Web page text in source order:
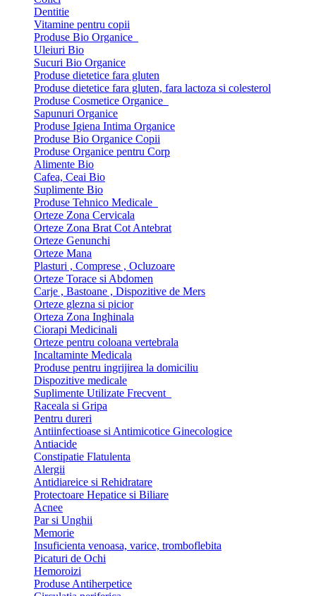
Dentitie
Vitamine pentru copii
Produse Bio Organice
Uleiuri Bio
Sucuri Bio Organice
Produse dietetice fara gluten
Produse dietetice fara gluten, fara lactoza si colesterol
Produse Cosmetice Organice
Sapunuri Organice
Produse Igiena Intima Organice
Produse Bio Organice Copii
Produse Organice pentru Corp
Alimente Bio
Cafea, Ceai Bio
Suplimente Bio
Produse Tehnico Medicale
Orteze Zona Cervicala
Orteze Zona Brat Cot Antebrat
Orteze Genunchi
Orteze Mana
Plasturi , Comprese , Ocluzoare
Orteze Torace si Abdomen
Carje , Bastoane , Dispozitive de Mers
Orteze glezna si picior
Orteza Zona Inghinala
Ciorapi Medicinali
Orteze pentru coloana vertebrala
Incaltaminte Medicala
Produse pentru ingrijirea la domiciliu
Dispozitive medicale
Suplimente Utilizate Frecvent
Raceala si Gripa
Pentru dureri
Antiinfectioase si Antimicotice Ginecologice
Antiacide
Constipatie Flatulenta
Alergii
Antidiareice si Rehidratare
Protectoare Hepatice si Biliare
Acnee
Par si Unghii
Memorie
Insuficienta venoasa, varice, tromboflebita
Picaturi de Ochi
Hemoroizi
Produse Antiherpetice